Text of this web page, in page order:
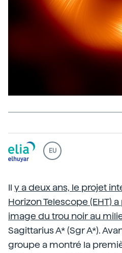
EU
Il y a deux ans, le projet
Horizon Telescope (EHT)
image du trou noir au
Sagittarius A* (Sgr A*).
groupe a montré la